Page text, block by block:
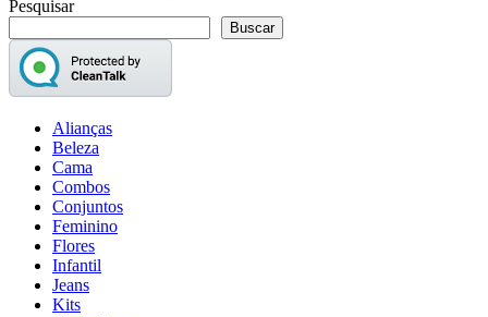
Pesquisar
Buscar
Alianças
Beleza
Cama
Combos
Conjuntos
Feminino
Flores
Infantil
Jeans
Kits